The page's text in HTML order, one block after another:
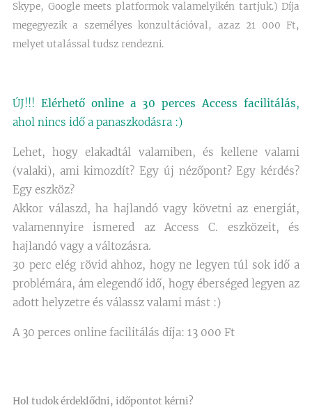
Skype, Google meets platformok valamelyikén tartjuk.) Díja
megegyezik a személyes konzultációval, azaz 21 000 Ft,
melyet utalással tudsz rendezni.
ÚJ!!! Elérhető online a 30 perces Access facilitálás,
ahol nincs idő a panaszkodásra :)
Lehet, hogy elakadtál valamiben, és kellene valami
(valaki), ami kimozdít? Egy új nézőpont? Egy kérdés?
Egy eszköz?
Akkor válaszd, ha hajlandó vagy követni az energiát,
valamennyire ismered az Access C. eszközeit, és
hajlandó vagy a változásra.
30 perc elég rövid ahhoz, hogy ne legyen túl sok idő a
problémára, ám elegendő idő, hogy éberséged legyen az
adott helyzetre és válassz valami mást :)
A 30 perces online facilitálás díja: 13 000 Ft
Hol tudok érdeklődni, időpontot kérni?